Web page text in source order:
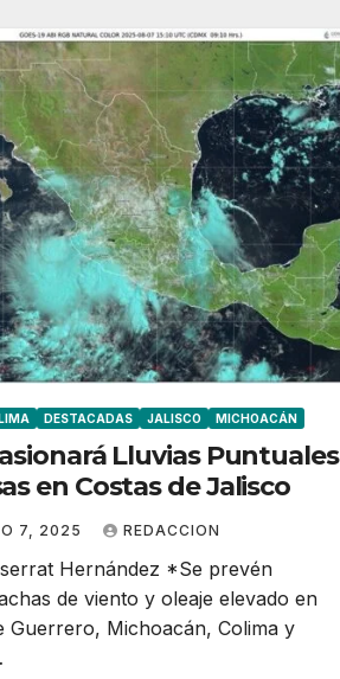
DESTACADAS JALISCO MICHOACÁN
Lluvias Puntuales
en Costas de Jalisco
7, 2025 REDACCION
Hernández *Se prevén
de viento y oleaje elevado en
Guerrero, Michoacán, Colima y